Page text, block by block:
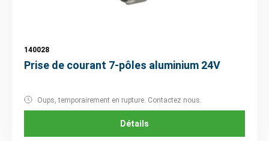
140028
Prise de courant 7-pôles aluminium 24V
Oups, temporairement en rupture. Contactez nous.
Détails